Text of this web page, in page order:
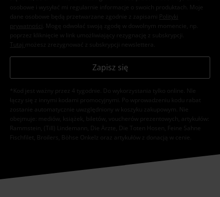
osobowe i wysyłać mi regularnie informacje o swoich produktach. Moje
dane osobowe będą przetwarzane zgodnie z zapisami
Polityki
prywatności . Mogę odwołać swoją zgodę w dowolnym momencie, np.
poprzez kliknięcie w link umożliwiający rezygnację z subskrypcji.
Tutaj możesz zrezygnować z subskrypcji newslettera.
Zapisz się
*Kod jest ważny przez 4 tygodnie. Do wykorzystania tylko online. NIe
łączy się z innymi kodami promocyjnymi. Po wprowadzeniu kodu rabat
zostanie automatycznie uwzględniony w koszyku zakupowym. Nie
obejmuje: mediów, książek, biletów, voucherów prezentowych, artykułów:
Rammstein, (Till) Lindemann, Die Ärzte, Die Toten Hosen, Feine Sahne
Fischfilet, Broilers, Böhse Onkelz oraz artykułów z donacją w cenie.